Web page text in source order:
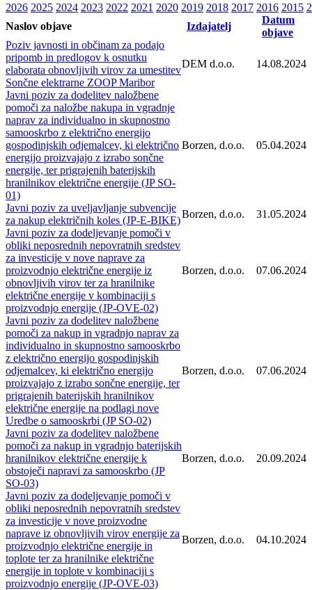
2026 2025 2024 2023 2022 2021 2020 2019 2018 2017 2016 2015
Naslov objave
Izdajatelj
Datum
objave
Poziv javnosti in občinam za podajo
pripomb in predlogov k osnutku
elaborata obnovljivih virov za umestitev
Sončne elektrarne ZOOP Maribor
DEM d.o.o. 14.08.2024
Javni poziv za dodelitev naložbene
pomoči za naložbe nakupa in vgradnje
naprav za individualno in skupnostno
samooskrbo z električno energijo
gospodinjskih odjemalcev, ki električno
energijo proizvajajo z izrabo sončne
energije, ter prigrajenih baterijskih
hranilnikov električne energije (JP SO-
01)
Borzen, d.o.o. 05.04.2024
Javni poziv za uveljavljanje subvencije
za nakup električnih koles (JP-E-BIKE)
Borzen, d.o.o.
31.05.2024
Javni poziv za dodeljevanje pomoči v
obliki neposrednih nepovratnih sredstev
za investicije v nove naprave za
proizvodnjo električne energije iz
obnovljivih virov ter za hranilnike
električne energije v kombinaciji s
proizvodnjo energije (JP-OVE-02)
Borzen, d.o.o. 07.06.2024
Javni poziv za dodelitev naložbene
pomoči za nakup in vgradnjo naprav za
individualno in skupnostno samooskrbo
z električno energijo gospodinjskih
odjemalcev, ki električno energijo
proizvajajo z izrabo sončne energije, ter
prigrajenih baterijskih hranilnikov
električne energije na podlagi nove
Uredbe o samooskrbi (JP SO-02)
Borzen, d.o.o. 07.06.2024
Javni poziv za dodelitev naložbene
pomoči za nakup in vgradnjo baterijskih
hranilnikov električne energije k
obstoječi napravi za samooskrbo (JP
SO-03)
Borzen, d.o.o. 20.09.2024
Javni poziv za dodeljevanje pomoči v
obliki neposrednih nepovratnih sredstev
za investicije v nove proizvodne
naprave iz obnovljivih virov energije za
proizvodnjo električne energije in
toplote ter za hranilnike električne
energije in toplote v kombinaciji s
proizvodnjo energije (JP-OVE-03)
Borzen, d.o.o. 04.10.2024